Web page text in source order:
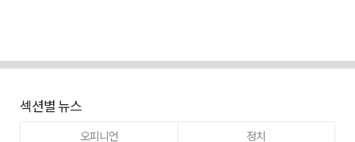
섹션별 뉴스
오피니언
정치